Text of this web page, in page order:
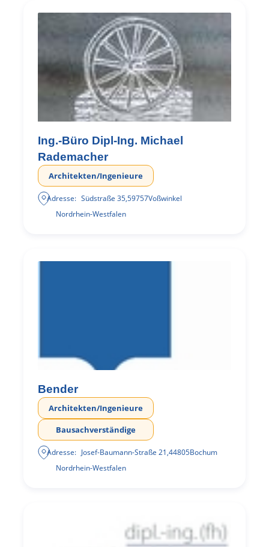
Ing.-Büro Dipl-Ing. Michael
Rademacher
Architekten/Ingenieure
Adresse: Südstraße 35,59757Voßwinkel
Nordrhein-Westfalen
Bender
Architekten/Ingenieure
Bausachverständige
Adresse: Josef-Baumann-Straße 21,44805Bochum
Nordrhein-Westfalen